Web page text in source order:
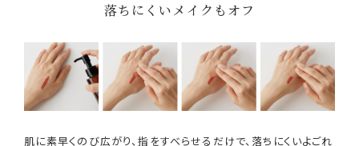
落ちにくいメイクもオフ
肌に素早くのび広がり、指をすべらせるだけで、落ちにくいよごれ